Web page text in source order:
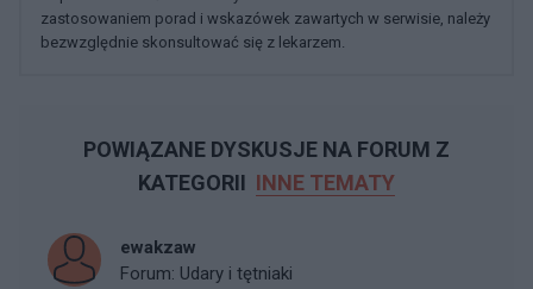
zastosowaniem porad i wskazówek zawartych w serwisie, należy
bezwzględnie skonsultować się z lekarzem.
POWIĄZANE DYSKUSJE NA FORUM Z
KATEGORII INNE TEMATY
ewakzaw
Forum: Udary i tętniaki